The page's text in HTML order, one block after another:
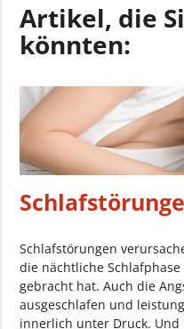
Artikel, die
könnten:
Schlafstörungen
die nächtliche
gebracht hat. Auch die
ausgeschlafen und
innerlich unter Druck.